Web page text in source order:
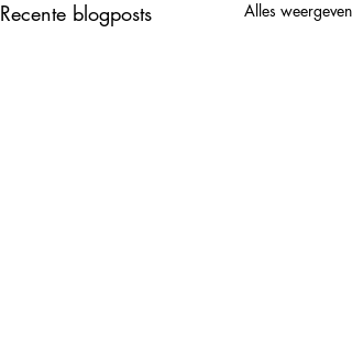
Recente blogposts Alles weergeven